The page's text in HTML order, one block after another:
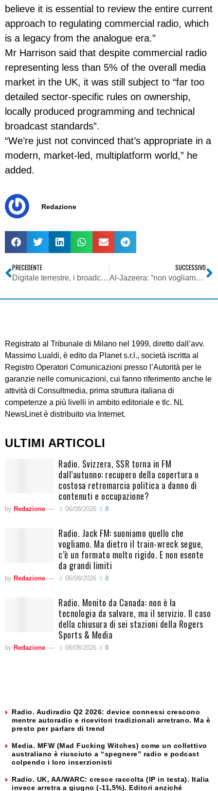
believe it is essential to review the entire current
approach to regulating commercial radio, which
is a legacy from the analogue era.”
Mr Harrison said that despite commercial radio
representing less than 5% of the overall media
market in the UK, it was still subject to “far too
detailed sector-specific rules on ownership,
locally produced programming and technical
broadcast standards”.
“We’re just not convinced that’s appropriate in a
modern, market-led, multiplatform world,” he
added.
Redazione
PRECEDENTE
Digitale terrestre, i broadcaster non ci credono quasi più
SUCCESSIVO
Al-Jazeera: “non vogliamo più il monopolio sull’informazione del Medio Oriente”
Registrato al Tribunale di Milano nel 1999, diretto dall’avv.
Massimo Lualdi, è edito da Planet s.r.l., società iscritta al
Registro Operatori Comunicazioni presso l’Autorità per le
garanzie nelle comunicazioni, cui fanno riferimento anche le
attività di Consultmedia, prima struttura italiana di
competenze a più livelli in ambito editoriale e tlc. NL
NewsLinet è distribuito via Internet.
ULTIMI ARTICOLI
Radio. Svizzera, SSR torna in FM
dall’autunno: recupero della copertura o
costosa retromarcia politica a danno di
contenuti e occupazione?
by Redazione 06/08/2026 0
Radio. Jack FM: suoniamo quello che
vogliamo. Ma dietro il train-wreck segue,
c’è un formato molto rigido. E non esente
da grandi limiti
by Redazione 06/08/2026 0
Radio. Monito da Canada: non è la
tecnologia da salvare, ma il servizio. Il caso
della chiusura di sei stazioni della Rogers
Sports & Media
by Redazione 06/08/2026 0
Radio. Audiradio Q2 2026: device connessi crescono
mentre autoradio e ricevitori tradizionali arretrano. Ma è
presto per parlare di trend
Media. MFW (Mad Fucking Witches) come un collettivo
australiano è riusciuto a “spegnere” radio e podcast
colpendo i loro inserzionisti
Radio. UK, AA/WARC: cresce raccolta (IP in testa). Italia
invece arretra a giugno (-11,5%). Editori anziché